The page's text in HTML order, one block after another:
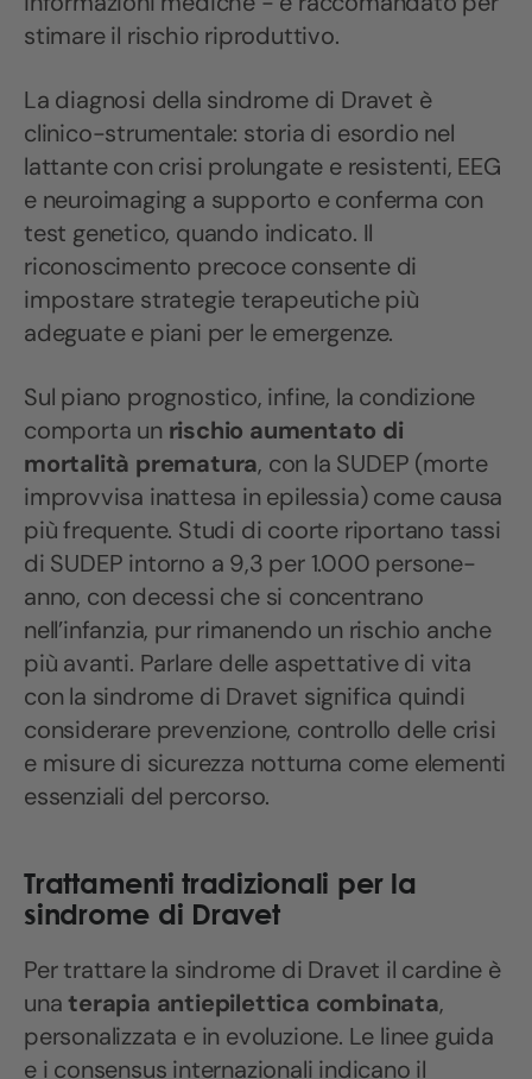
stimare il rischio riproduttivo.
La diagnosi della sindrome di Dravet è
clinico-strumentale: storia di esordio nel
lattante con crisi prolungate e resistenti, EEG
e neuroimaging a supporto e conferma con
test genetico, quando indicato. Il
riconoscimento precoce consente di
impostare strategie terapeutiche più
adeguate e piani per le emergenze.
Sul piano prognostico, infine, la condizione
comporta un rischio aumentato di
mortalità prematura, con la SUDEP (morte
improvvisa inattesa in epilessia) come causa
più frequente. Studi di coorte riportano tassi
di SUDEP intorno a 9,3 per 1.000 persone-
anno, con decessi che si concentrano
nell’infanzia, pur rimanendo un rischio anche
più avanti. Parlare delle aspettative di vita
con la sindrome di Dravet significa quindi
considerare prevenzione, controllo delle crisi
e misure di sicurezza notturna come elementi
essenziali del percorso.
Trattamenti tradizionali per la
sindrome di Dravet
Per trattare la sindrome di Dravet il cardine è
unaterapia antiepilettica combinata,
personalizzata e in evoluzione. Le linee guida
e i consensus internazionali indicano il